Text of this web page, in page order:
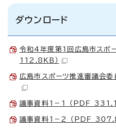
ダウンロード
令和4年度第1回広島市スポ
112.8KB）
広島市スポーツ推進審議会
議事資料1－1 （PDF
議事資料1－2 （PDF